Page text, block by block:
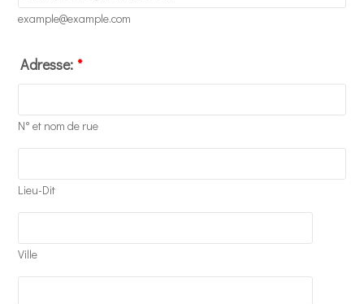
example@example.com
Adresse: *
N° et nom de rue
Lieu-Dit
Ville